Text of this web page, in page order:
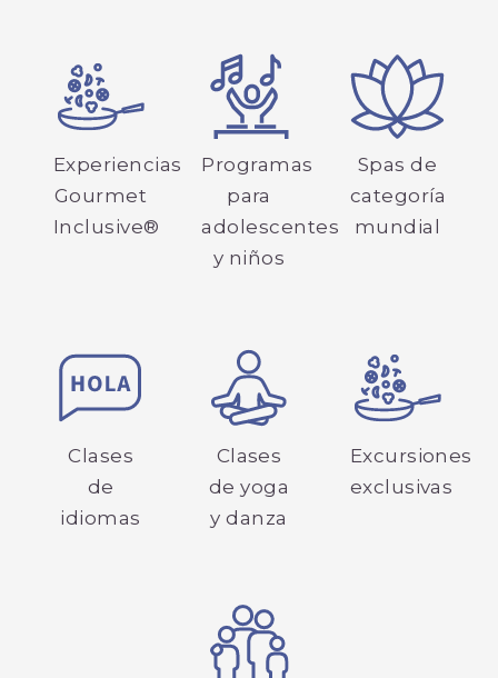
Experiencias
Gourmet
Inclusive®
Programas
para
adolescentes
y niños
Spas de
categoría
mundial
Clases
de
idiomas
Clases
de yoga
y danza
Excursiones
exclusivas